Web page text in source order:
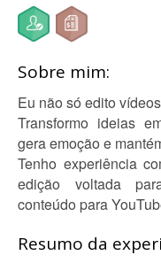
Sobre mim:
Eu não só edito
Transformo ideias
gera emoção e
Tenho experiência
edição voltada
conteúdo para
Resumo da